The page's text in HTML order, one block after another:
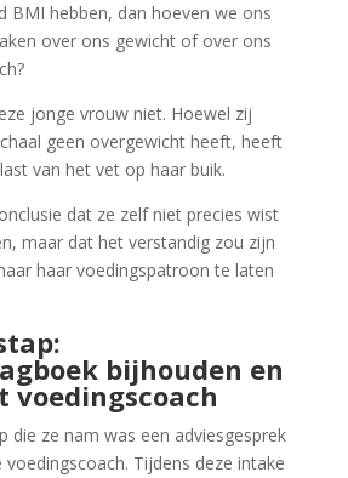
BMI hebben, dan hoeven we ons
over ons gewicht of over ons
jonge vrouw niet. Hoewel zij
geen overgewicht heeft, heeft
van het vet op haar buik.
dat ze zelf niet precies wist
maar dat het verstandig zou zijn
haar voedingspatroon te laten
bijhouden en
voedingscoach
die ze nam was een adviesgesprek
Tijdens deze intake